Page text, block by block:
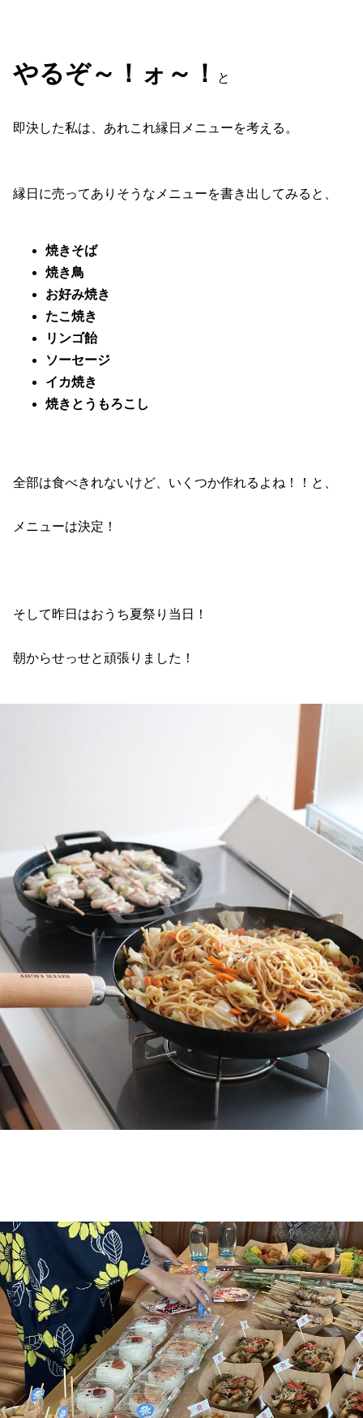
やるぞ～！ォ～！ と
即決した私は、あれこれ縁日メニューを考える。
縁日に売ってありそうなメニューを書き出してみると、
焼きそば
焼き鳥
お好み焼き
たこ焼き
リンゴ飴
ソーセージ
イカ焼き
焼きとうもろこし
全部は食べきれないけど、いくつか作れるよね！！と、
メニューは決定！
そして昨日はおうち夏祭り当日！
朝からせっせと頑張りました！